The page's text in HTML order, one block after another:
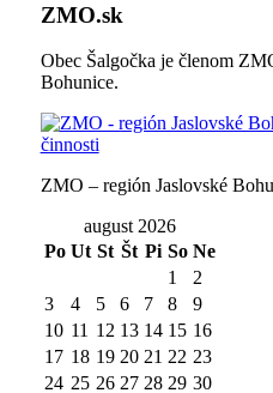
ZMO.sk
Obec Šalgočka je členom
Bohunice.
ZMO – región Jaslovské
august 2026
Po Ut St Št Pi So Ne
1
2
3
4 5 6 7 8
9
10 11 12 13 14 15 16
17 18 19 20 21 22 23
24 25 26 27 28 29 30